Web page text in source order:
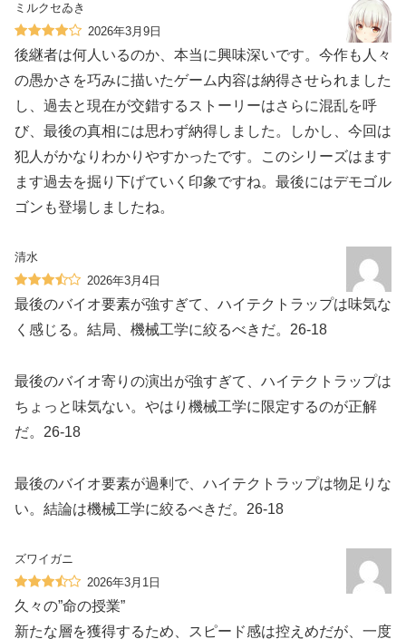
ミルクセゐき
2026年3月9日
後継者は何人いるのか、本当に興味深いです。今作も人々
の愚かさを巧みに描いたゲーム内容は納得させられました
し、過去と現在が交錯するストーリーはさらに混乱を呼
び、最後の真相には思わず納得しました。しかし、今回は
犯人がかなりわかりやすかったです。このシリーズはます
ます過去を掘り下げていく印象ですね。最後にはデモゴル
ゴンも登場しましたね。
清水
2026年3月4日
最後のバイオ要素が強すぎて、ハイテクトラップは味気な
く感じる。結局、機械工学に絞るべきだ。26-18
最後のバイオ寄りの演出が強すぎて、ハイテクトラップは
ちょっと味気ない。やはり機械工学に限定するのが正解
だ。26-18
最後のバイオ要素が過剰で、ハイテクトラップは物足りな
い。結論は機械工学に絞るべきだ。26-18
ズワイガニ
2026年3月1日
久々の”命の授業”
新たな層を獲得するため、スピード感は控えめだが、一度